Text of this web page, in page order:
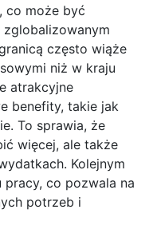
co może być
często wiąże
niż w kraju
atrakcyjne
benefity, takie jak
To sprawia, że
więcej, ale także
Kolejnym
co pozwala na
potrzeb i